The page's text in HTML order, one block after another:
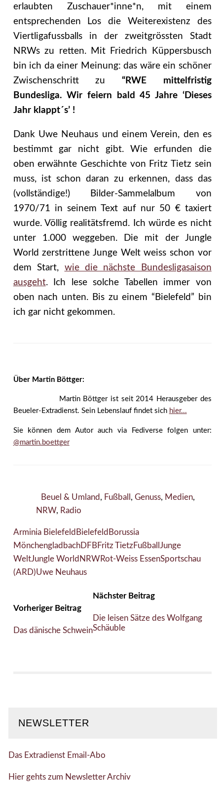
erlaubten Zuschauer*inne*n, mit einem
entsprechenden Los die Weiterexistenz des
Viertligafussballs in der zweitgrössten Stadt
NRWs zu retten. Mit Friedrich Küppersbusch
bin ich da einer Meinung: das wäre ein schöner
Zwischenschritt zu“RWE mittelfristig
Bundesliga. Wir feiern bald 45 Jahre ‘Dieses
Jahr klappt´s’ !
Dank Uwe Neuhaus und einem Verein, den es
bestimmt gar nicht gibt. Wie erfunden die
oben erwähnte Geschichte von Fritz Tietz sein
muss, ist schon daran zu erkennen, dass das
(vollständige!) Bilder-Sammelalbum von
1970/71 in seinem Text auf nur 50 € taxiert
wurde. Völlig realitätsfremd. Ich würde es nicht
unter 1.000 weggeben. Die mit der Jungle
World zerstrittene Junge Welt weiss schon vor
dem Start, wie die nächste Bundesligasaison
ausgeht. Ich lese solche Tabellen immer von
oben nach unten. Bis zu einem “Bielefeld” bin
ich gar nicht gekommen.
Über Martin Böttger:
Martin Böttger ist seit 2014 Herausgeber des
Beueler-Extradienst. Sein Lebenslauf findet sich hier...
Sie können dem Autor auch via Fediverse folgen unter:
@martin.boettger
Beuel & Umland , Fußball , Genuss, Medien,
NRW, Radio
Arminia Bielefeld Bielefeld Borussia
MönchengladbachDFBFritz TietzFußball Junge
WeltJungle World NRW Rot-Weiss EssenSportschau
(ARD)Uwe Neuhaus
Vorheriger Beitrag
Das dänische Schwein
Nächster Beitrag
Die leisen Sätze des Wolfgang
Schäuble
NEWSLETTER
Das Extradienst Email-Abo
Hier gehts zum Newsletter Archiv